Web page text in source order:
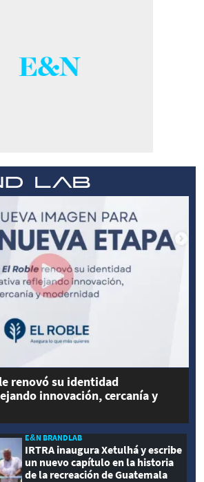
renovó su identidad
innovación, cercanía y
E&N BRANDLAB
IRTRA inaugura Xetulhá y escribe
un nuevo capítulo en la historia
de la recreación de Guatemala